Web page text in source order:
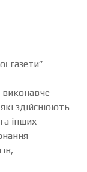
газети”
виконавче
здійснюють
інших